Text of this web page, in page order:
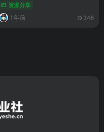
资源分享
1年前 346